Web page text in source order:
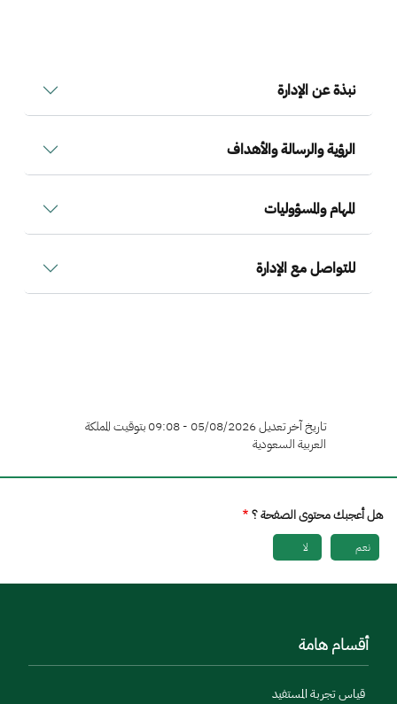
نبذة عن الإدارة
الرؤية والرسالة والأهداف
المهام والمسؤوليات
للتواصل مع الإدارة
تاريخ آخر تعديل 05/08/2026 - 09:08 بتوقيت المملكة
العربية السعودية
هل أعجبك محتوى الصفحة ؟
نعم لا
أقسام هامة
قياس تجربة المستفيد